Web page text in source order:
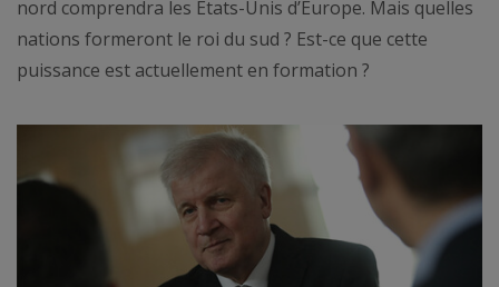
nord comprendra les États-Unis d’Europe. Mais quelles
nations formeront le roi du sud ? Est-ce que cette
puissance est actuellement en formation ?